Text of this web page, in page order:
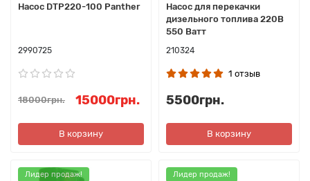
Насос DTP220-100 Panther
2990725
18000грн. 15000грн.
В корзину
Насос для перекачки
дизельного топлива 220В
550 Ватт
210324
1 отзыв
5500грн.
В корзину
Лидер продаж! Лидер продаж!